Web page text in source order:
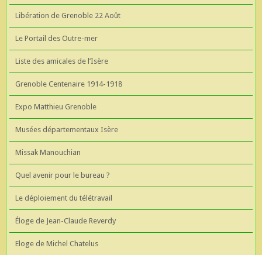
Libération de Grenoble 22 Août
Le Portail des Outre-mer
Liste des amicales de l’Isère
Grenoble Centenaire 1914-1918
Expo Matthieu Grenoble
Musées départementaux Isère
Missak Manouchian
Quel avenir pour le bureau ?
Le déploiement du télétravail
Éloge de Jean-Claude Reverdy
Eloge de Michel Chatelus